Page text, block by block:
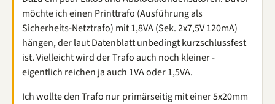
möchte ich einen Printtrafo (Ausführung als
Sicherheits-Netztrafo) mit 1,8VA (Sek. 2x7,5V 120mA)
hängen, der laut Datenblatt unbedingt kurzschlussfest
ist. Vielleicht wird der Trafo auch noch kleiner -
eigentlich reichen ja auch 1VA oder 1,5VA.
Ich wollte den Trafo nur primärseitig mit einer 5x20mm